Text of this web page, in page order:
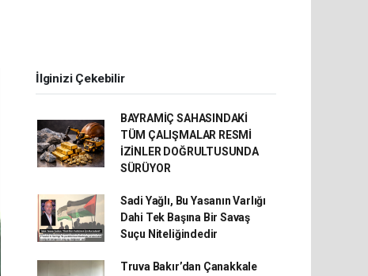
İlginizi Çekebilir
BAYRAMİÇ SAHASINDAKİ
TÜM ÇALIŞMALAR RESMİ
İZİNLER DOĞRULTUSUNDA
SÜRÜYOR
Sadi Yağlı, Bu Yasanın Varlığı
Dahi Tek Başına Bir Savaş
Suçu Niteliğindedir
Truva Bakır’dan Çanakkale